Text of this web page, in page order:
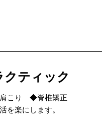
ティック
こり ◆脊椎矯正
を楽にします。